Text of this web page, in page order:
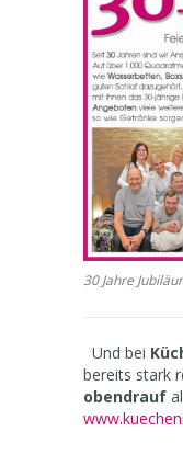
30 Jahre
Und bei
bereits stark
obendrauf